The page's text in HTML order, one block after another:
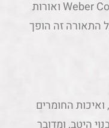
שצריך לחבר כדי שמערכת Weber Connect ואורות
התאורה זה הופך
החומרים